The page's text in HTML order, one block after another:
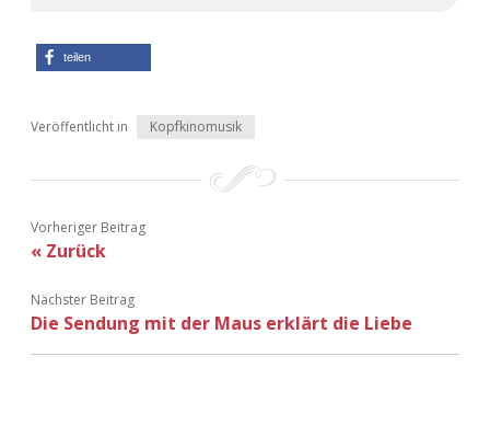
teilen
Veröffentlicht in Kopfkinomusik
Vorheriger Beitrag
« Zurück
Nächster Beitrag
Die Sendung mit der Maus erklärt die Liebe